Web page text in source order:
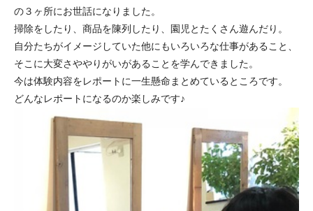
の３ヶ所にお世話になりました。
掃除をしたり、商品を陳列したり、園児とたくさん遊んだり。
自分たちがイメージしていた他にもいろいろな仕事があること、
そこに大変さややりがいがあることを学んできました。
今は体験内容をレポートに一生懸命まとめているところです。
どんなレポートになるのか楽しみです♪